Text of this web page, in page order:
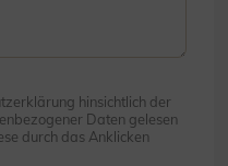
hinsichtlich der
Daten gelesen
durch das Anklicken